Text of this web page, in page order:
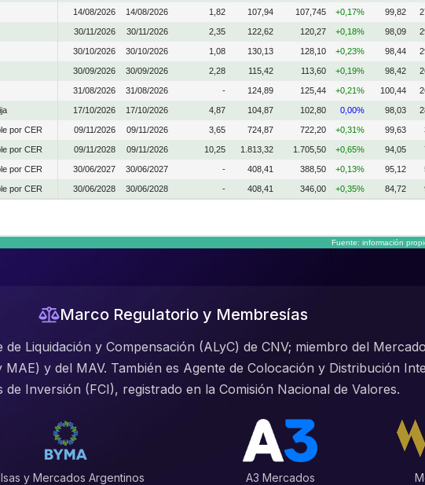
14/08/2026 14/08/2026 1,82 107,94 107,745 +0,17% 99,82
30/11/2026 30/11/2026 2,35 122,62 120,27 +0,18% 98,09
30/10/2026 30/10/2026 1,08 130,13 128,10 +0,23% 98,44
30/09/2026 30/09/2026 2,28 115,42 113,60 +0,19% 98,42
31/08/2026 31/08/2026 - 124,89 125,44 +0,21% 100,44
17/10/2026 17/10/2026 4,87 104,87 102,80 0,00% 98,03
por CER 09/11/2026 09/11/2026 3,65 724,87 722,20 +0,31% 99,63
por CER 09/11/2028 09/11/2026 10,25 1.813,32 1.705,50 +0,65% 94,05
por CER 30/06/2027 30/06/2027 - 408,41 388,50 +0,13% 95,12
por CER 30/06/2028 30/06/2028 - 408,41 346,00 +0,35% 84,72
Fuente: información
Marco Regulatorio y Membresías
de Liquidación y Compensación (ALyC) de CNV; miembro del
y del MAV. También es Agente de Colocación y Distribución
de Inversión (FCI), registrado en la Comisión Nacional de Valores.
y Mercados Argentinos A3 Mercados